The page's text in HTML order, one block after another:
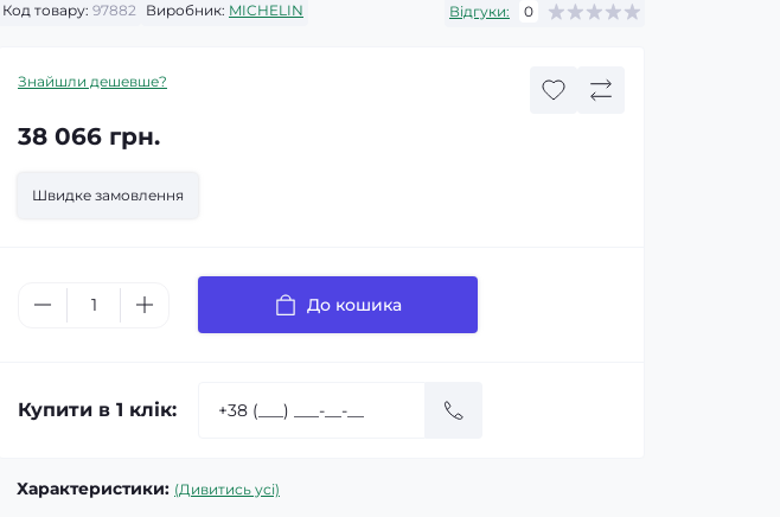
Код товару: 97882 Виробник: MICHELIN Відгуки: 0
Знайшли дешевше?
38 066 грн.
Швидке замовлення
До кошика
Купити в 1 клік:
Характеристики: (Дивитись усі)